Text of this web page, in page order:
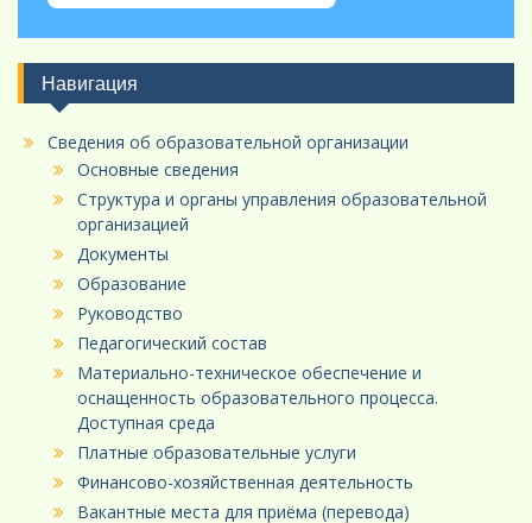
Навигация
Сведения об образовательной организации
Основные сведения
Структура и органы управления образовательной
организацией
Документы
Образование
Руководство
Педагогический состав
Материально-техническое обеспечение и
оснащенность образовательного процесса.
Доступная среда
Платные образовательные услуги
Финансово-хозяйственная деятельность
Вакантные места для приёма (перевода)